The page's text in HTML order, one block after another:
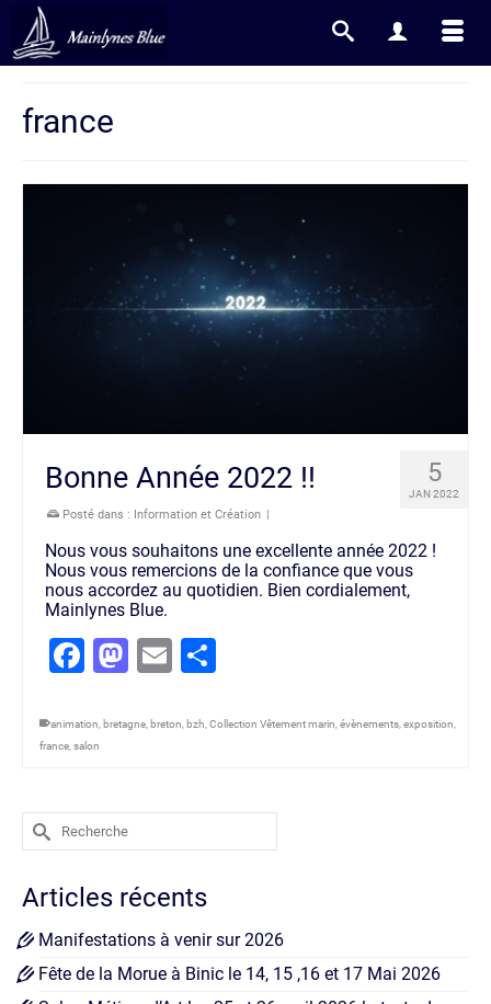
france
5
JAN 2022
Bonne Année 2022 !!
Posté dans : Information et Création
Nous vous souhaitons une excellente année 2022 !
Nous vous remercions de la confiance que vous
nous accordez au quotidien. Bien cordialement,
Mainlynes Blue.
Facebook
Mastodon
Email
animation, bretagne, breton, bzh,Collection Vêtement marin,évènements,exposition,
france,salon
Rechercher :
Articles récents
Manifestations à venir sur 2026
Fête de la Morue à Binic le 14, 15 ,16 et 17 Mai 2026